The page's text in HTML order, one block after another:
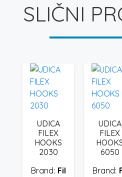
SLIČNI
UDICA
FILEX
HOOKS
2030
Fil
UDICA
FILEX
6050